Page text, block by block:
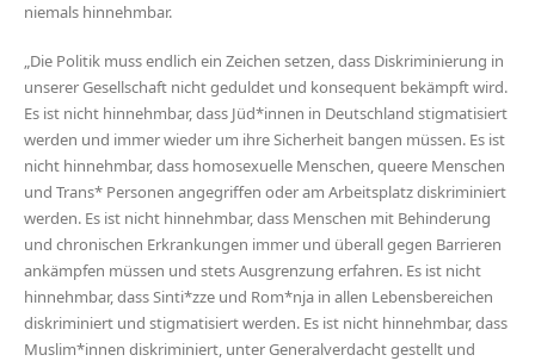
niemals hinnehmbar.
„Die Politik muss endlich ein Zeichen setzen, dass Diskriminierung in
unserer Gesellschaft nicht geduldet und konsequent bekämpft wird.
Es ist nicht hinnehmbar, dass Jüd*innen in Deutschland stigmatisiert
werden und immer wieder um ihre Sicherheit bangen müssen. Es ist
nicht hinnehmbar, dass homosexuelle Menschen, queere Menschen
und Trans* Personen angegriffen oder am Arbeitsplatz diskriminiert
werden. Es ist nicht hinnehmbar, dass Menschen mit Behinderung
und chronischen Erkrankungen immer und überall gegen Barrieren
ankämpfen müssen und stets Ausgrenzung erfahren. Es ist nicht
hinnehmbar, dass Sinti*zze und Rom*nja in allen Lebensbereichen
diskriminiert und stigmatisiert werden. Es ist nicht hinnehmbar, dass
Muslim*innen diskriminiert, unter Generalverdacht gestellt und